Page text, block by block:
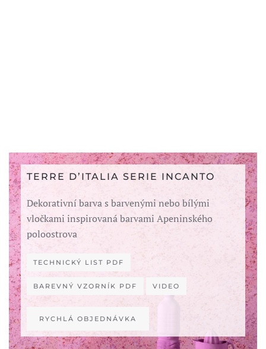
TERRE D’ITALIA SERIE INCANTO
Dekorativní barva s barvenými nebo bílými
vločkami inspirovaná barvami Apeninského
poloostrova
TECHNICKÝ LIST PDF
BAREVNÝ VZORNÍK PDF VIDEO
RYCHLÁ OBJEDNÁVKA